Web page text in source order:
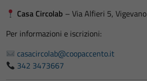
Casa Circolab – Via Alfieri 5, Vigevano
Per informazioni e iscrizioni:
casacircolab@coopaccento.it
342 3473667